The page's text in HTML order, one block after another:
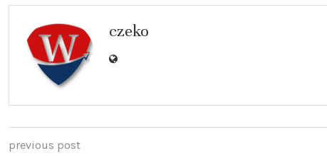
czeko
previous post